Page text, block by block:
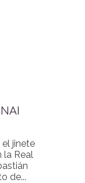
el jinete
la Real
de...